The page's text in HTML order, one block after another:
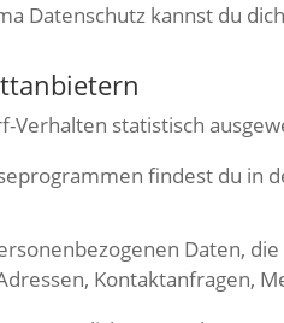
Datenschutz kannst du
Verhalten statistisch
findest du in
Daten,
Kontaktanfragen,